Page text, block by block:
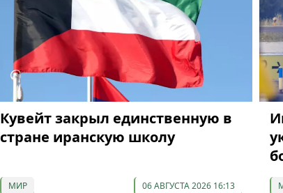
Кувейт закрыл единственную в
стране иранскую школу
МИР 06 АВГУСТА 2026 16:13